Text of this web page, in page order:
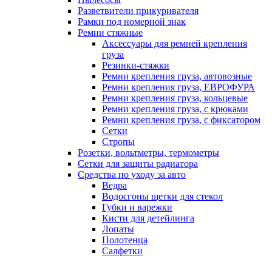
Разветвители прикуривателя
Рамки под номерной знак
Ремни стяжные
Аксессуары для ремней крепления
груза
Резинки-стяжки
Ремни крепления груза, автовозные
Ремни крепления груза, ЕВРОФУРА
Ремни крепления груза, кольцевые
Ремни крепления груза, с крюками
Ремни крепления груза, с фиксатором
Сетки
Стропы
Розетки, вольтметры, термометры
Сетки для защиты радиатора
Средства по уходу за авто
Ведра
Водосгоны щетки для стекол
Губки и варежки
Кисти для детейлинга
Лопаты
Полотенца
Салфетки